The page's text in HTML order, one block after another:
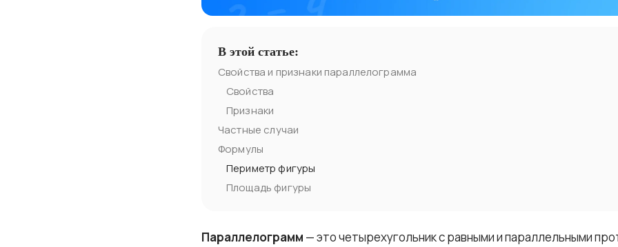
В этой статье:
Свойства и признаки параллелограмма
Свойства
Признаки
Частные случаи
Формулы
Периметр фигуры
Площадь фигуры
Параллелограмм — это четырехугольник с равными и параллельными